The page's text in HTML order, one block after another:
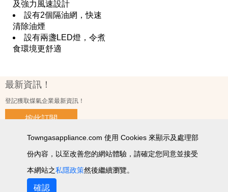
及強力風速設計
設有2個隔油網，快速
清除油煙
設有兩盞LED燈，令煮
食環境更舒適
最新資訊！
登記獲取煤氣企業最新資訊！
按此訂閱
使用條款及細則 私隱政策聲明
個人資料收集聲明
Towngasappliance.com 使用 Cookies 來顯示及處理部
份內容，以至改善您的網站體驗，請確定您同意並接受
本網站之私隱政策然後繼續瀏覽。
確認